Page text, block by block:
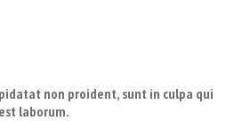
non proident, sunt in culpa qui
laborum.